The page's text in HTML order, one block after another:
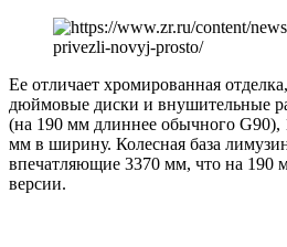
Ее отличает хромированная
дюймовые диски и внушительные
(на 190 мм длиннее обычного
мм в ширину. Колесная база
впечатляющие 3370 мм, что на 190
версии.